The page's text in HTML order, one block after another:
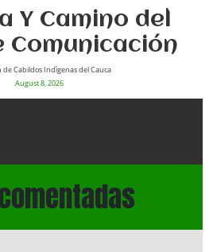
Y Camino del
Comunicación
de Cabildos Indìgenas del Cauca
August 8, 2026